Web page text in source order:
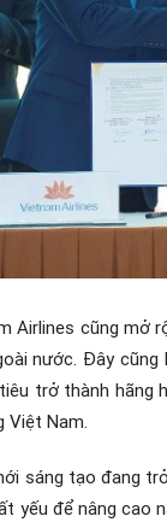
Airlines cũng mở
nước. Đây
trở thành hãng
Việt Nam.
sáng tạo đang
yếu để nâng cao